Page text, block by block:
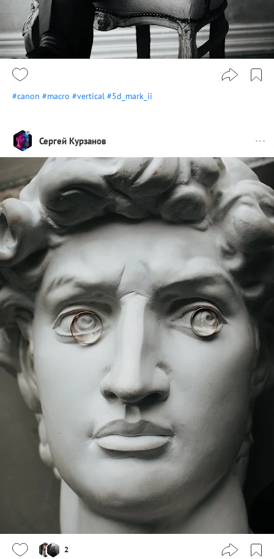
#canon #macro #vertical #5d_mark_ii
Сергей Курзанов
2